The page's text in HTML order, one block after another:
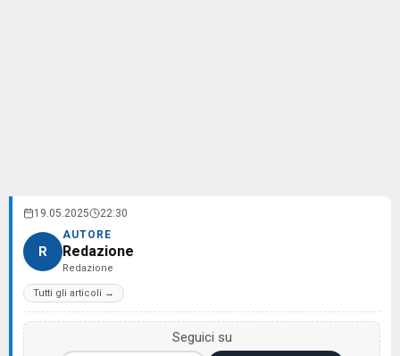
19.05.2025 22:30
R
AUTORE
Redazione
Redazione
Tutti gli articoli →
Seguici su